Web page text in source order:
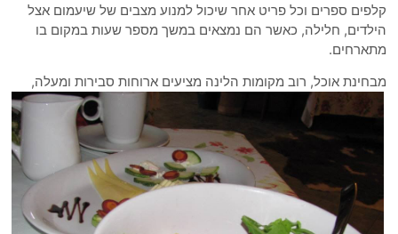
קלפים ספרים וכל פריט אחר שיכול למנוע מצבים של שיעמום אצל
הילדים, חלילה, כאשר הם נמצאים במשך מספר שעות במקום בו
מתארחים.
מבחינת אוכל, רוב מקומות הלינה מציעים ארוחות סבירות ומעלה,